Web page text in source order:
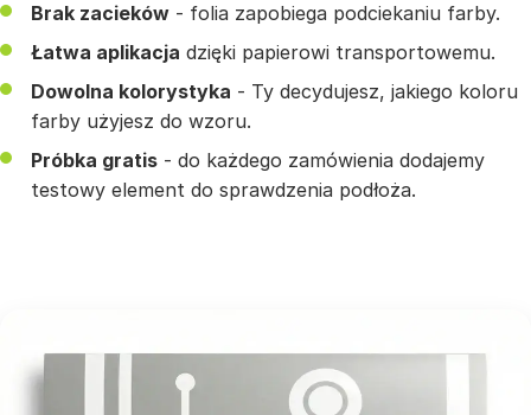
Brak zacieków - folia zapobiega podciekaniu farby.
Łatwa aplikacja dzięki papierowi transportowemu.
Dowolna kolorystyka - Ty decydujesz, jakiego koloru
farby użyjesz do wzoru.
Próbka gratis - do każdego zamówienia dodajemy
testowy element do sprawdzenia podłoża.